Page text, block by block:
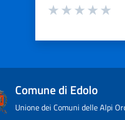
Valuta da 1 a 5 stelle la
Comune di Edolo
Unione dei Comuni delle Alpi